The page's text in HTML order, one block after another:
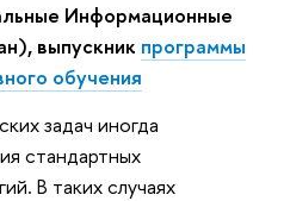
Информационные
выпускник программы
обучения
задач иногда
стандартных
В таких случаях